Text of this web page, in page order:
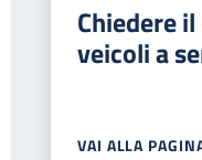
Chiedere
veicoli a
VAI ALLA